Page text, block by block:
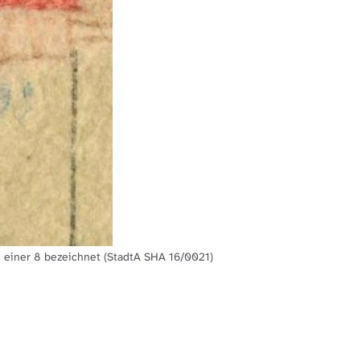
8 bezeichnet (StadtA SHA 16/0021)